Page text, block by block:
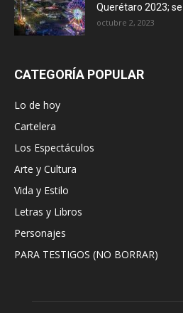
Querétaro 2023;
octubre 2, 2023
CATEGORÍA POPULAR
Lo de hoy
Cartelera
Los Espectáculos
Arte y Cultura
Vida y Estilo
Letras y Libros
Personajes
PARA TESTIGOS (NO BORRAR)